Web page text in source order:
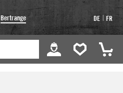
Bertrange DE | FR